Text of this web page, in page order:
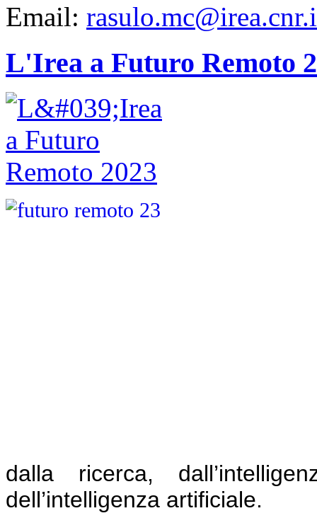
Email:
L'Irea a Futuro Remoto
dalla ricerca,
dell’intelligenza artificiale.